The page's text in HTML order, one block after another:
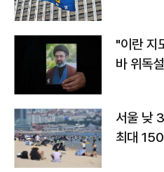
"이란 지
바 위독
서울 낮
최대